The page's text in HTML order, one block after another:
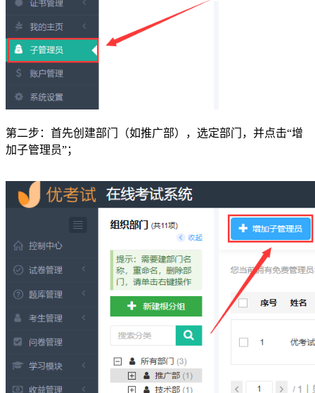
第二步：首先创建部门（如推广部），选定部门，并点击“增
加子管理员”；